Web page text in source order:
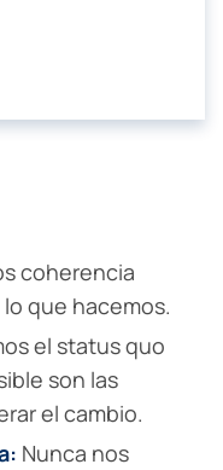
coherencia
que hacemos.
el status quo
son las
el cambio.
Nunca nos